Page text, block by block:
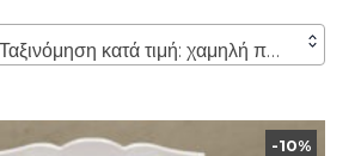
Ταξινόμηση κατά τιμή: χαμηλή προς υψηλή
-10%